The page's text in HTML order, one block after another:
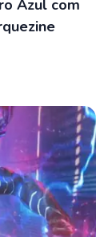
Azul com